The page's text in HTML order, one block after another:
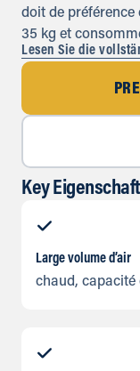
doit de préférence
35 kg et
Lesen Sie die
Key
Large volume d’air
chaud, capacité